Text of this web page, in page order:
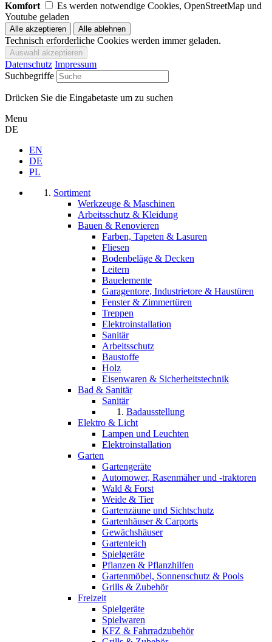
Komfort
Es werden notwendige Cookies, OpenStreetMap und
Youtube geladen
Technisch erforderliche Cookies werden immer geladen.
Datenschutz Impressum
Suchbegriffe
Drücken Sie die Eingabetaste um zu suchen
Menu
DE
EN
DE
PL
Sortiment
Werkzeuge & Maschinen
Arbeitsschutz & Kleidung
Bauen & Renovieren
Farben, Tapeten & Lasuren
Fliesen
Bodenbeläge & Decken
Leitern
Bauelemente
Garagentore, Industrietore & Haustüren
Fenster & Zimmertüren
Treppen
Elektroinstallation
Sanitär
Arbeitsschutz
Baustoffe
Holz
Eisenwaren & Sicherheitstechnik
Bad & Sanitär
Sanitär
Badausstellung
Elektro & Licht
Lampen und Leuchten
Elektroinstallation
Garten
Gartengeräte
Automower, Rasenmäher und -traktoren
Wald & Forst
Weide & Tier
Gartenzäune und Sichtschutz
Gartenhäuser & Carports
Gewächshäuser
Gartenteich
Spielgeräte
Pflanzen & Pflanzhilfen
Gartenmöbel, Sonnenschutz & Pools
Grills & Zubehör
Freizeit
Spielgeräte
Spielwaren
KFZ & Fahrradzubehör